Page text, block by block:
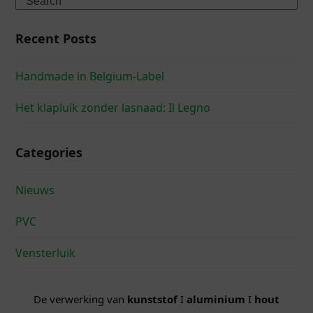
Recent Posts
Handmade in Belgium-Label
Het klapluik zonder lasnaad: Il Legno
Categories
Nieuws
PVC
Vensterluik
De verwerking van kunststof I aluminium I hout